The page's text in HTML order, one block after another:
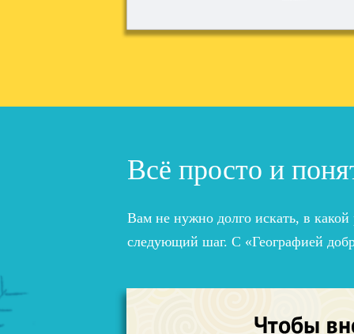
Всё просто и
Вам не нужно долго искать, в
следующий шаг. С «Географией